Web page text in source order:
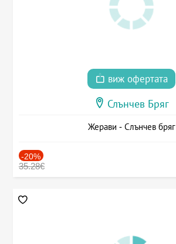
виж офертата
Слънчев Бряг
Жерави - Слънчев бряг
-20%
35.28€